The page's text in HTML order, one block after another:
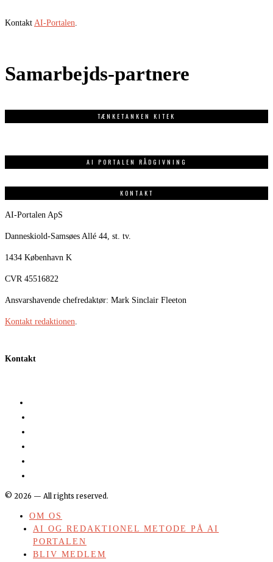
Kontakt AI-Portalen.
Samarbejds-partnere
TÆNKETANKEN KITEK
AI PORTALEN RÅDGIVNING
KONTAKT
AI-Portalen ApS
Danneskiold-Samsøes Allé 44, st. tv.
1434 København K
CVR 45516822
Ansvarshavende chefredaktør: Mark Sinclair Fleeton
Kontakt redaktionen.
Kontakt
© 2026 — All rights reserved.
OM OS
AI OG REDAKTIONEL METODE PÅ AI
PORTALEN
BLIV MEDLEM